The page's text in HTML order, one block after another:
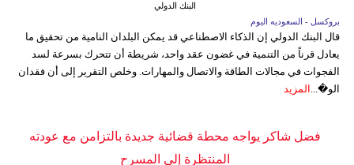
البنك الدولي
بروكسل - السعوديه اليوم
قال البنك الدولي إن الذكاء الاصطناعي قد يمكن البلدان النامية من تحقيق ما
يعادل قرناً من التنمية في غضون عقد واحد، شريطة أن تتحرك بسرعة لسد
الفجوات في مجالات الطاقة والاتصال والمهارات. وخلص التقرير إلى أن فقدان
الو�... المزيد
فضل شاكر يواجه محطة قضائية جديدة بالتزامن مع عودته
المنتظرة إلى المسرح